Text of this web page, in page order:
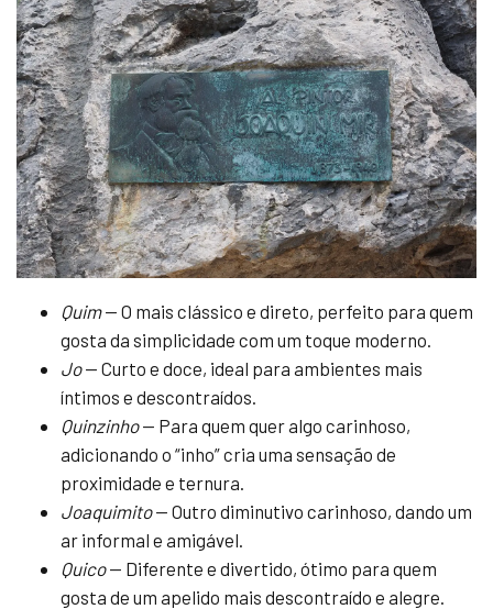
Quim— O mais clássico e direto, perfeito para quem
gosta da simplicidade com um toque moderno.
Jo— Curto e doce, ideal para ambientes mais
íntimos e descontraídos.
Quinzinho— Para quem quer algo carinhoso,
adicionando o “inho” cria uma sensação de
proximidade e ternura.
Joaquimito— Outro diminutivo carinhoso, dando um
ar informal e amigável.
Quico— Diferente e divertido, ótimo para quem
gosta de um apelido mais descontraído e alegre.